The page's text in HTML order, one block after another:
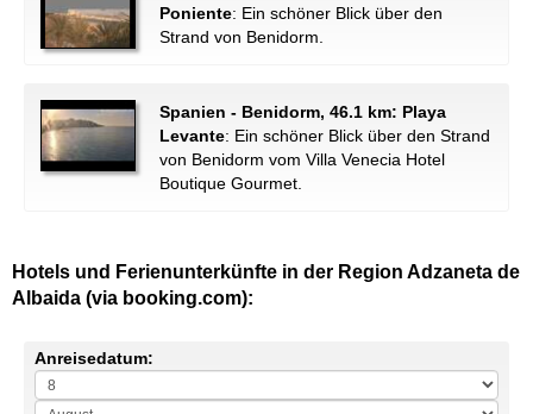
Poniente: Ein schöner Blick über den
Strand von Benidorm.
Spanien - Benidorm, 46.1 km: Playa
Levante: Ein schöner Blick über den Strand
von Benidorm vom Villa Venecia Hotel
Boutique Gourmet.
Hotels und Ferienunterkünfte in der Region Adzaneta de
Albaida (via booking.com):
Anreisedatum: